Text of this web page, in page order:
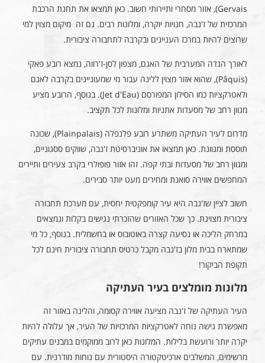
Gervais), אזור מסחרי ותיירותי חשוב. כאן תמצאו את תחנת הרכבת
המרכזית של ז'נבה, חנויות יוקרה, ומלונות רבים. גם זה מיקום מצוין למי
שרוצים להיות במרכז העניינים ובקרבה לתחבורה ציבורית.
לאורך הגדה המערבית של האגם, מצפון לסן-ז'רווה, נמצא רובע פאקי
(Pâquis), שהוא אזור מצוין ללינה עבור מי שמעוניינים בקרבה לאגם
ולאטרקציות כמו הסילון המפורסם (Jet d'Eau). בנוסף, הרובע מציע
מגוון רחב של מסעדות אתניות ומלונות לכל תקציב.
מדרום לעיר העתיקה משתרע רובע פלנפלה (Plainpalais), שכונה
תוססת ומגוונת. כאן תמצאו את אוניברסיטת ז'נבה, שווקים ססגוניים,
ומגוון רחב של מסעדות ובתי קפה. זהו אזור פופולרי בקרב צעירים ותיירים
המחפשים אווירה סואנת ומחירים מעט יותר סבירים.
חשוב לציין שז'נבה היא עיר קומפקטית יחסית, עם מערכת תחבורה
ציבורית מצוינת. כך שכל האזורים שהזכרתי נגישים בקלות ונמצאים
במרחק הליכה או נסיעה קצרה באוטובוס או בחשמלית. בנוסף, כל מי
שמתארח בבית מלון בז'נבה מקבל כרטיס תחבורה ציבורית חינם לכל
תקופת הביקור!
מלונות מומלצים בעיר העתיקה
העיר העתיקה של ז'נבה מציעה אווירה קסומה, והלינה באזור זה
מאפשרת גישה נוחה לאטרקציות המרכזיות של העיר, אך עלולה להיות
יקרה יותר ורועשת בלילות. המלונות כאן לרוב ממוקמים במבנים עתיקים
מרשימים, המשלבים ארכיטקטורה היסטורית עם נוחות מודרנית. עם